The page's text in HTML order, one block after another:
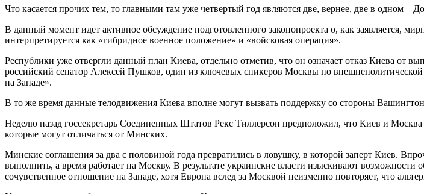
Что касается прочих тем, то главными там уже четвертый год являются две, вернее, две в одном –
В данный момент идет активное обсуждение подготовленного законопроекта о, как заявляется,
интерпретируется как «гибридное военное положение» и «войсковая операция».
Республики уже отвергли данный план Киева, отдельно отметив, что он означает отказ Киева от
российский сенатор Алексей Пушков, один из ключевых спикеров Москвы по внешнеполитической
на Западе».
В то же время данные телодвижения Киева вполне могут вызвать поддержку со стороны
Неделю назад госсекретарь Соединенных Штатов Рекс Тиллерсон предположил, что Киев и
которые могут отличаться от Минских.
Минские соглашения за два с половиной года превратились в ловушку, в которой заперт Киев.
выполнить, а время работает на Москву. В результате украинские власти изыскивают
сочувственное отношение на Западе, хотя Европа вслед за Москвой неизменно повторяет, что